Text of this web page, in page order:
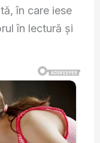
în care iese
în lectură și